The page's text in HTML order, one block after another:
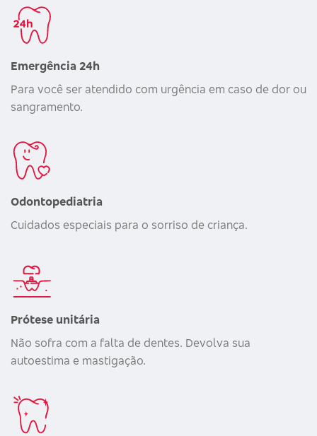
Emergência 24h
Para você ser atendido com urgência em caso de dor ou
sangramento.
Odontopediatria
Cuidados especiais para o sorriso de criança.
Prótese unitária
Não sofra com a falta de dentes. Devolva sua
autoestima e mastigação.